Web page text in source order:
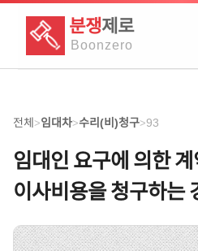
분쟁제로
Boonzero
전체>임대차>수리(비)청구>93
임대인 요구에 의한
이사비용을 청구하는